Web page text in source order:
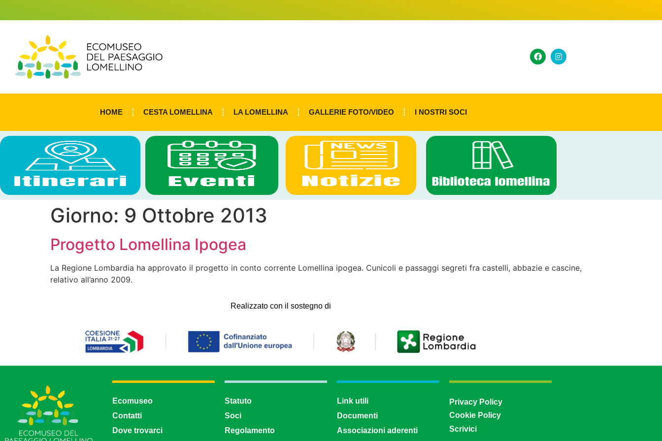
HOME CESTA LOMELLINA LA LOMELLINA GALLERIE FOTO/VIDEO I NOSTRI SOCI
Giorno: 9 Ottobre 2013
Progetto Lomellina Ipogea
La Regione Lombardia ha approvato il progetto in conto corrente Lomellina ipogea. Cunicoli e passaggi segreti fra castelli, abbazie e cascine,
relativo all’anno 2009.
Realizzato con il sostegno di
Ecomuseo
Contatti
Dove trovarci
Statuto
Soci
Regolamento
Link utili
Documenti
Associazioni aderenti
Privacy Policy
Cookie Policy
Scrivici